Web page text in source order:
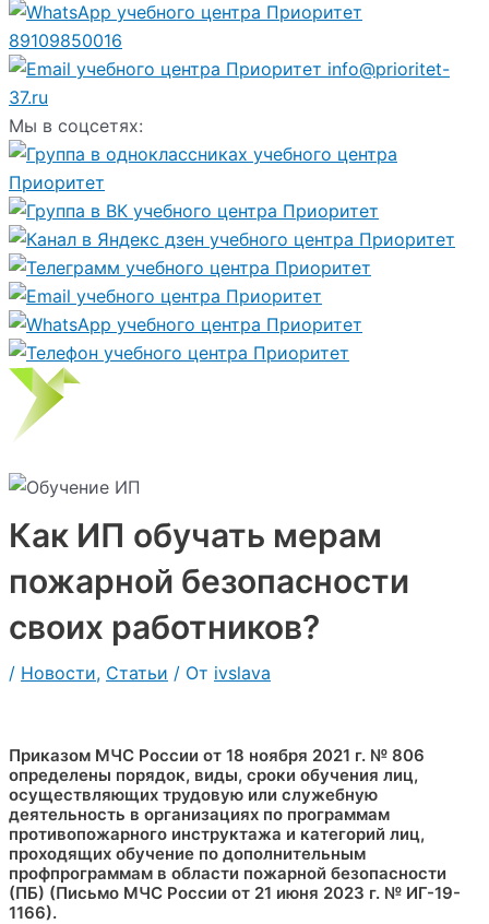
89109850016
info@prioritet-
37.ru
Мы в соцсетях:
Как ИП обучать мерам
пожарной безопасности
своих работников?
/ Новости, Статьи / От ivslava
Приказом МЧС России от 18 ноября 2021 г. № 806
определены порядок, виды, сроки обучения лиц,
осуществляющих трудовую или служебную
деятельность в организациях по программам
противопожарного инструктажа и категорий лиц,
проходящих обучение по дополнительным
профпрограммам в области пожарной безопасности
(ПБ) (Письмо МЧС России от 21 июня 2023 г. № ИГ-19-
1166).